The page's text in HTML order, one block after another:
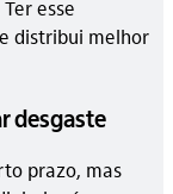
esse
distribui melhor
desgaste
prazo, mas